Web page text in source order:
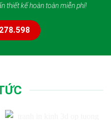
thiết kế hoàn toàn miễn phí!